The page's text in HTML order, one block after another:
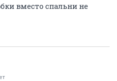
вместо спальни не